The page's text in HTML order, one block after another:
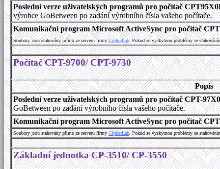
Poslední verze uživatelských programů pro počítač
výrobce GoBetween po zadání výrobního čísla vašeho počítače.
Komunikační program Microsoft ActiveSync pro počítač
Soubory jsou stahovány přímo ze serveru firmyCipherLab. Pokud se vyskytnou problémy se
Počítač CPT-9700/ CPT-9730
Popis
Poslední verze uživatelských programů pro počítač CPT-97X0
GoBetween po zadání výrobního čísla vašeho počítače.
Komunikační program Microsoft ActiveSync pro počítač
Soubory jsou stahovány přímo ze serveru firmyCipherLab. Pokud se vyskytnou problémy se
Základní jednotka CP-3510/ CP-3550